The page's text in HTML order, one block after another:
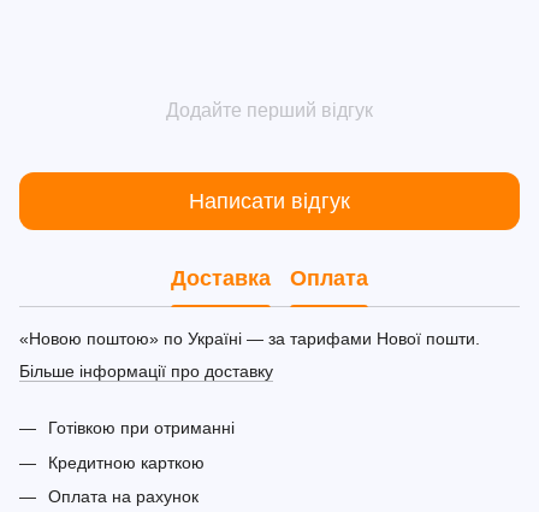
Додайте перший відгук
Написати відгук
Доставка Оплата
«Новою поштою» по Україні — за тарифами Нової пошти.
Більше інформації про доставку
Готівкою при отриманні
Кредитною карткою
Оплата на рахунок